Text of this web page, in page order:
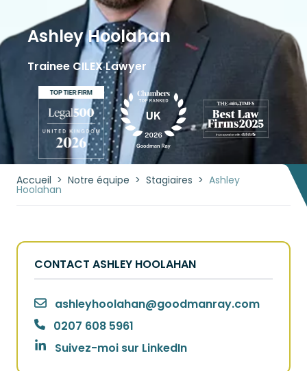
Accueil > Notre équipe > Stagiaires > Ashley
Hoolahan
Ashley Hoolahan
Trainee CILEX Lawyer
CONTACT ASHLEY HOOLAHAN
ashleyhoolahan@goodmanray.com
0207 608 5961
Suivez-moi sur LinkedIn